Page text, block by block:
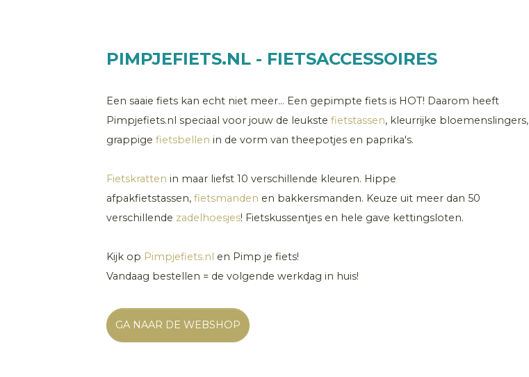
PIMPJEFIETS.NL - FIETSACCESSOIRES
Een saaie fiets kan echt niet meer... Een gepimpte fiets is HOT! Daarom heeft
Pimpjefiets.nl speciaal voor jouw de leukste fietstassen, kleurrijke bloemenslingers,
grappige fietsbellen in de vorm van theepotjes en paprika's.
Fietskratten in maar liefst 10 verschillende kleuren. Hippe
afpakfietstassen, fietsmanden en bakkersmanden. Keuze uit meer dan 50
verschillende zadelhoesjes! Fietskussentjes en hele gave kettingsloten.
Kijk op Pimpjefiets.nl en Pimp je fiets!
Vandaag bestellen = de volgende werkdag in huis!
GA NAAR DE WEBSHOP